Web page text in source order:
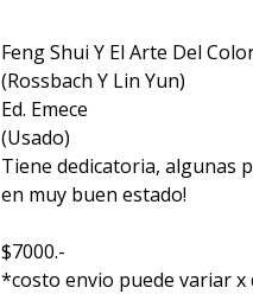
Feng Shui Y El Arte Del
(Rossbach Y Lin Yun)
Ed. Emece
(Usado)
Tiene dedicatoria, algunas
en muy buen estado!
$7000.-
*costo envio puede variar